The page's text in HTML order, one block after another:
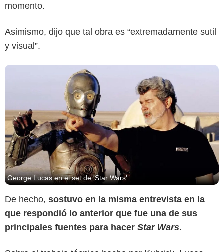
momento.
Asimismo, dijo que tal obra es “extremadamente sutil
y visual”.
George Lucas en el set de 'Star Wars'
De hecho, sostuvo en la misma entrevista en la
que respondió lo anterior que fue una de sus
principales fuentes para hacer Star Wars.